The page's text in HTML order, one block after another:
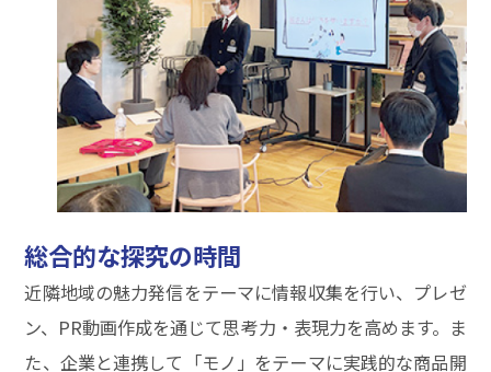
総合的な探究の時間
近隣地域の魅力発信をテーマに情報収集を行い、プレゼ
ン、PR動画作成を通じて思考力・表現力を高めます。ま
た、企業と連携して「モノ」をテーマに実践的な商品開